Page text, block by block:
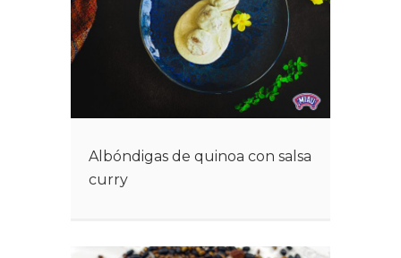
Albóndigas de quinoa con salsa
curry